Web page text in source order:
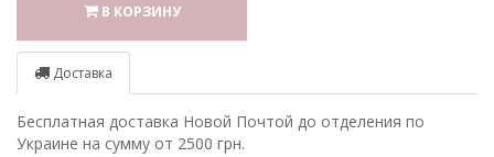
В КОРЗИНУ
Доставка
Бесплатная доставка Новой Почтой до отделения по
Украине на сумму от 2500 грн.